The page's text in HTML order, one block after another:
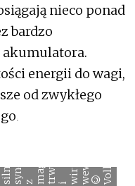
nieco ponad
bardzo
akumulatora.
energii do wagi,
od zwykłego
n
m n
i cy
m a
i
i im
z .
g e n